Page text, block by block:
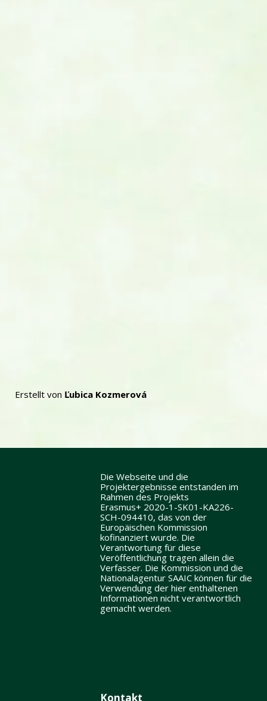
Erstellt von Ľubica Kozmerová
Die Webseite und die
Projektergebnisse entstanden im
Rahmen des Projekts
Erasmus+ 2020-1-SK01-KA226-
SCH-094410, das von der
Europäischen Kommission
kofinanziert wurde. Die
Verantwortung für diese
Veröffentlichung tragen allein die
Verfasser. Die Kommission und die
Nationalagentur SAAIC können für die
Verwendung der hier enthaltenen
Informationen nicht verantwortlich
gemacht werden.
Kontakt